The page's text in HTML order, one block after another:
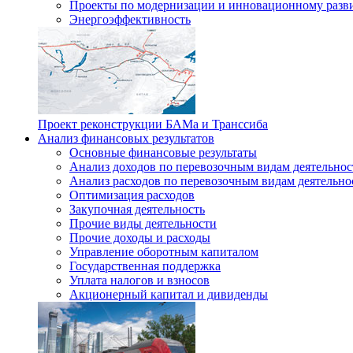
Проекты по модернизации и инновационному
Энергоэффективность
Проект реконструкции БАМа и Транссиба
Анализ финансовых результатов
Основные финансовые результаты
Анализ доходов по перевозочным видам
Анализ расходов по перевозочным видам
Оптимизация расходов
Закупочная деятельность
Прочие виды деятельности
Прочие доходы и расходы
Управление оборотным капиталом
Государственная поддержка
Уплата налогов и взносов
Акционерный капитал и дивиденды